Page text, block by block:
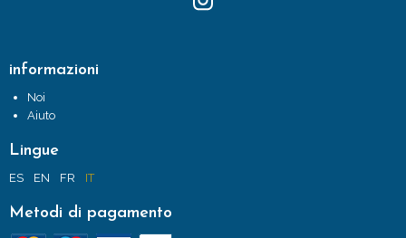
informazioni
Noi
Aiuto
Lingue
ES EN FR IT
Metodi di pagamento